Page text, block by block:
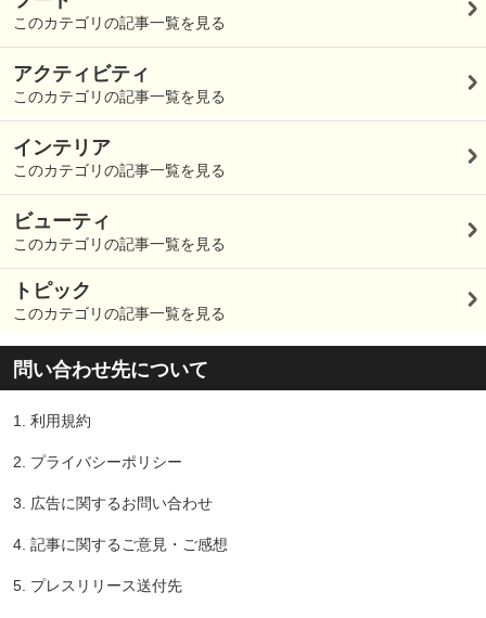
このカテゴリの記事一覧を見る
アクティビティ
このカテゴリの記事一覧を見る
インテリア
このカテゴリの記事一覧を見る
ビューティ
このカテゴリの記事一覧を見る
トピック
このカテゴリの記事一覧を見る
問い合わせ先について
1. 利用規約
2. プライバシーポリシー
3. 広告に関するお問い合わせ
4. 記事に関するご意見・ご感想
5. プレスリリース送付先